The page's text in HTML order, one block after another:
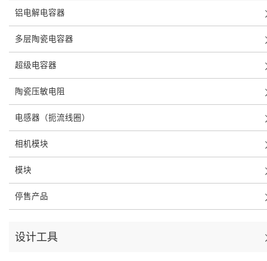
铝电解电容器
多层陶瓷电容器
超级电容器
陶瓷压敏电阻
电感器（扼流线圈）
相机模块
模块
停售产品
设计工具